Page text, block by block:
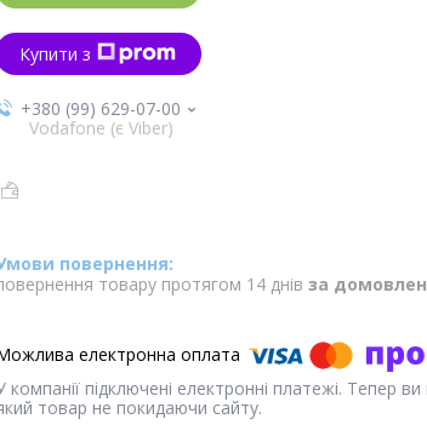
Купити з
+380 (99) 629-07-00
Vodafone (є Viber)
товару протягом 14 днів за
компанії підключені електронні платежі. Тепер
товар не покидаючи сайту.